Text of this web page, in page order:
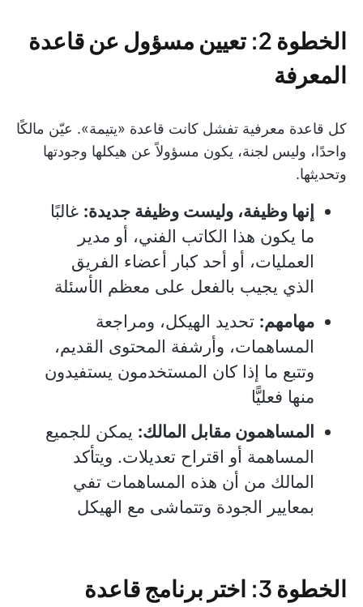
الخطوة 2: تعيين مسؤول عن قاعدة
المعرفة
كل قاعدة معرفية تفشل كانت قاعدة «يتيمة». عيّن مالكًا
واحدًا، وليس لجنة، يكون مسؤولاً عن هيكلها وجودتها
وتحديثها.
إنها وظيفة، وليست وظيفة جديدة: غالبًا
ما يكون هذا الكاتب الفني، أو مدير
العمليات، أو أحد كبار أعضاء الفريق
الذي يجيب بالفعل على معظم الأسئلة
مهامهم: تحديد الهيكل، ومراجعة
المساهمات، وأرشفة المحتوى القديم،
وتتبع ما إذا كان المستخدمون يستفيدون
منها فعليًّا
المساهمون مقابل المالك: يمكن للجميع
المساهمة أو اقتراح تعديلات. ويتأكد
المالك من أن هذه المساهمات تفي
بمعايير الجودة وتتماشى مع الهيكل
الخطوة 3: اختر برنامج قاعدة